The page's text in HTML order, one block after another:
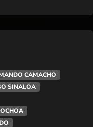
CAMACHO
SINALOA